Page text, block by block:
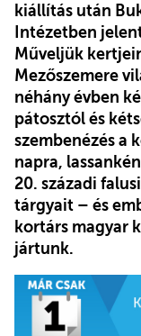
kiállítás után
Intézetben
Műveljük
Mezőszemere
néhány évben
pátosztól és
szembenézés a
napra,
20. századi
tárgyait – és
kortárs magyar
jártunk.